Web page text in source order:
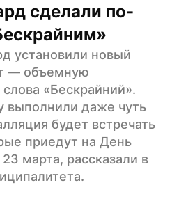
сделали по-
установили новый
— объемную
«Бескрайний».
выполнили даже чуть
будет встречать
приедут на День
марта, рассказали в